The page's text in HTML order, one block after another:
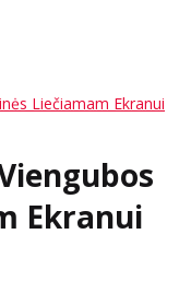
Liečiamam Ekranui
Ekranui